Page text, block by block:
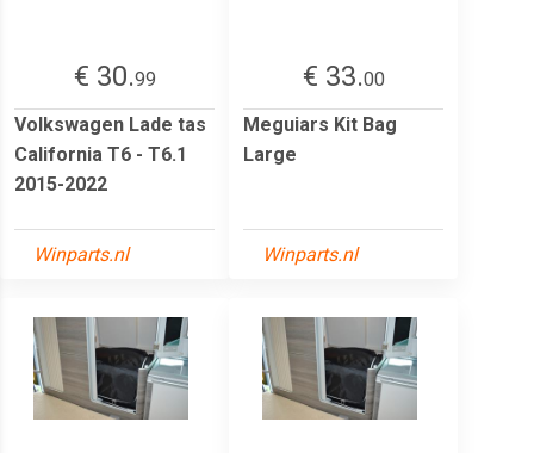
€ 30.99
Volkswagen Lade tas
California T6 - T6.1
2015-2022
Winparts.nl
€ 33.00
Meguiars Kit Bag
Large
Winparts.nl